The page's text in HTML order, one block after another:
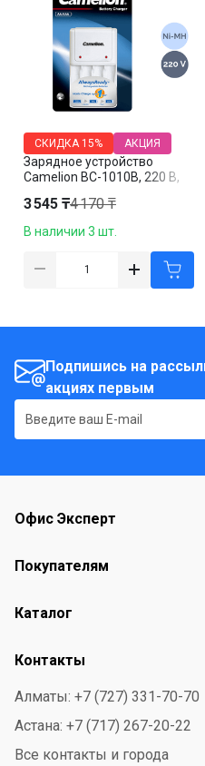
Зарядное устройство
Camelion BC-1010B, 220 В,
СКИДКА 15% АКЦИЯ
3 545 ₸4 170 ₸
В наличии 3 шт.
Подпишись на
акциях первым
Офис Эксперт
Покупателям
Каталог
Контакты
Алматы: +7 (727) 331-70-70
Астана: +7 (717) 267-20-22
Все контакты и города